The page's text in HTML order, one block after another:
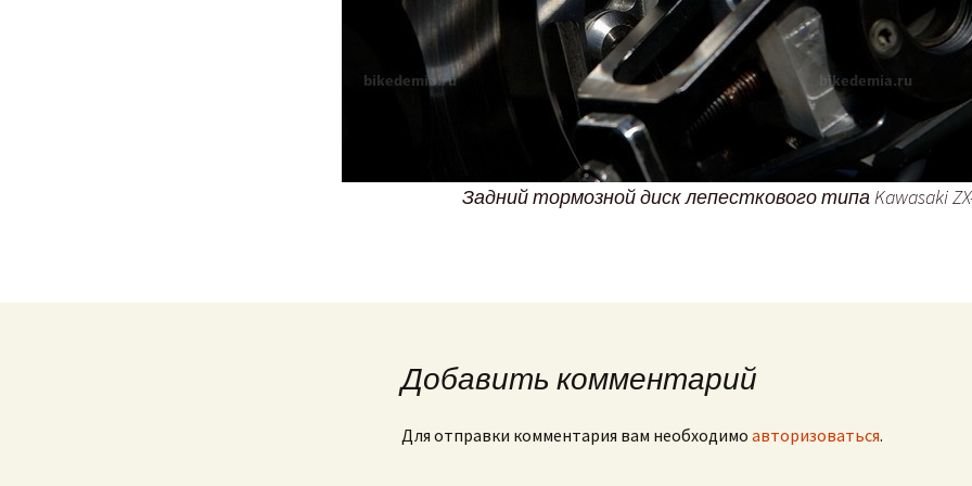
Задний тормозной диск лепесткового типа Kawasaki
Добавить комментарий
Для отправки комментария вам необходимо авторизоваться.